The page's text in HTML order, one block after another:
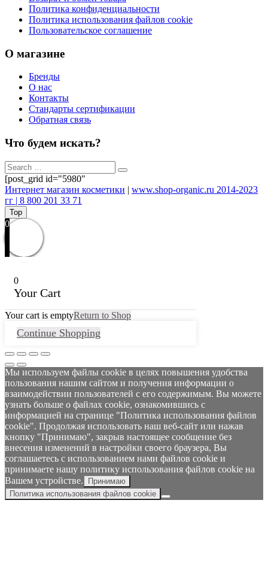
Политика конфиденциальности
Политика использования файлов cookie
Пользовательское соглашение
О магазине
Бренды
О нас
Контакты
Стандарты сертификации
Обратная связь
Что будем искать?
[post_grid id="5980"
Интернет магазин косметики | www.shop-organic.ru 2014-2023
гг | 8 800 201 33 71
Top
0
0
Your Cart
Your cart is emptyReturn to Shop
Continue Shopping
Мы используем файлы cookie в целях повышения удобства
пользования нашим сайтом и получения информации о
взаимодействии пользователей с его содержимым. Вы можете
узнать больше о файлах cookie, ознакомившись с
информацией на странице "Политика использования файлов
cookie". Продолжая использовать наш веб-сайт или нажав
кнопку "Принимаю", закрыв настоящее сообщение без
внесения изменений в настройки своего браузера, Вы
соглашаетесь с использованием нами файлов cookie и
принимаете нашу политику использования файлов cookie на
Вашем устройстве.
Принимаю
Политика использования файлов cookie